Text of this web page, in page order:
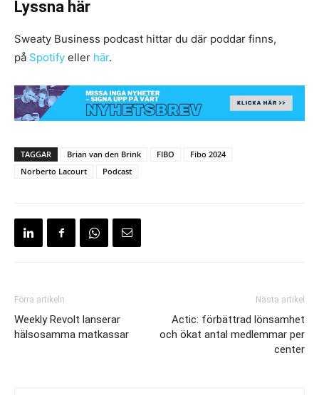
Lyssna här
Sweaty Business podcast hittar du där poddar finns,
på Spotify eller här.
TAGGAR Brian van den Brink FIBO
Fibo 2024
Norberto Lacourt
Podcast
Förra artikeln
Weekly Revolt lanserar
hälsosamma matkassar
Nästa artikel
Actic: förbättrad lönsamhet
och ökat antal medlemmar per
center